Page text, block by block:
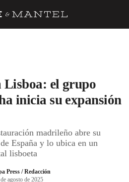
Lisboa: el grupo
inicia su expansión
madrileño abre su
España y lo ubica en un
lisboeta
Press / Redacción
agosto de 2025